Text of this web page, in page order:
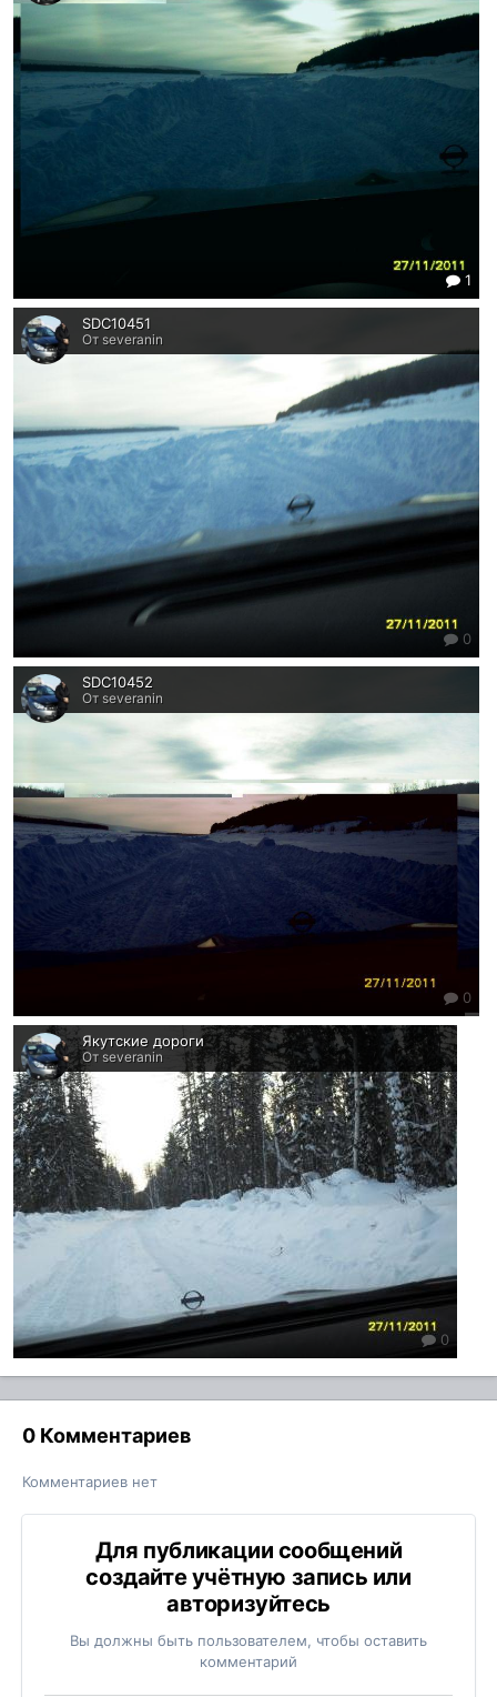
1
SDC10451
От severanin
0
SDC10452
От severanin
0
Якутские дороги
От severanin
0
0 Комментариев
Комментариев нет
Для публикации сообщений
создайте учётную запись или
авторизуйтесь
Вы должны быть пользователем, чтобы оставить
комментарий